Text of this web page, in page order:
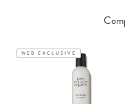
WEB EXCLUSIVE